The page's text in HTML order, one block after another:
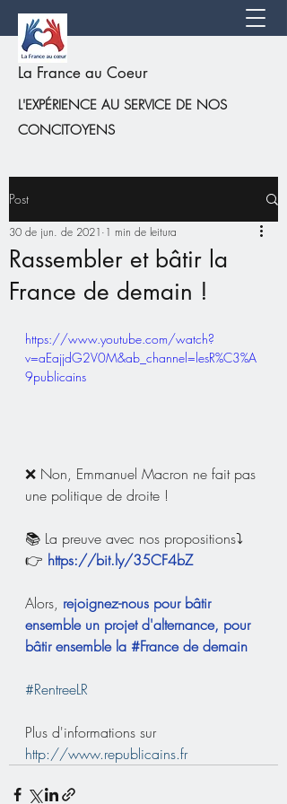
La France au Coeur
L'EXPÉRIENCE AU SERVICE DE NOS
CONCITOYENS
Post
Rassembler et bâtir la
France de demain !
30 de jun. de 2021 1 min de leitura
https://www.youtube.com/watch?
v=aEajjdG2V0M&ab_channel=lesR%C3%A
9publicains
❌ Non, Emmanuel Macron ne fait pas
une politique de droite !
📚 La preuve avec nos propositions⤵️
👉 https://bit.ly/35CF4bZ
Alors, rejoignez-nous pour bâtir
ensemble un projet d'alternance, pour
bâtir ensemble la #France de demain
#RentreeLR
Plus d'informations sur
http://www.republicains.fr